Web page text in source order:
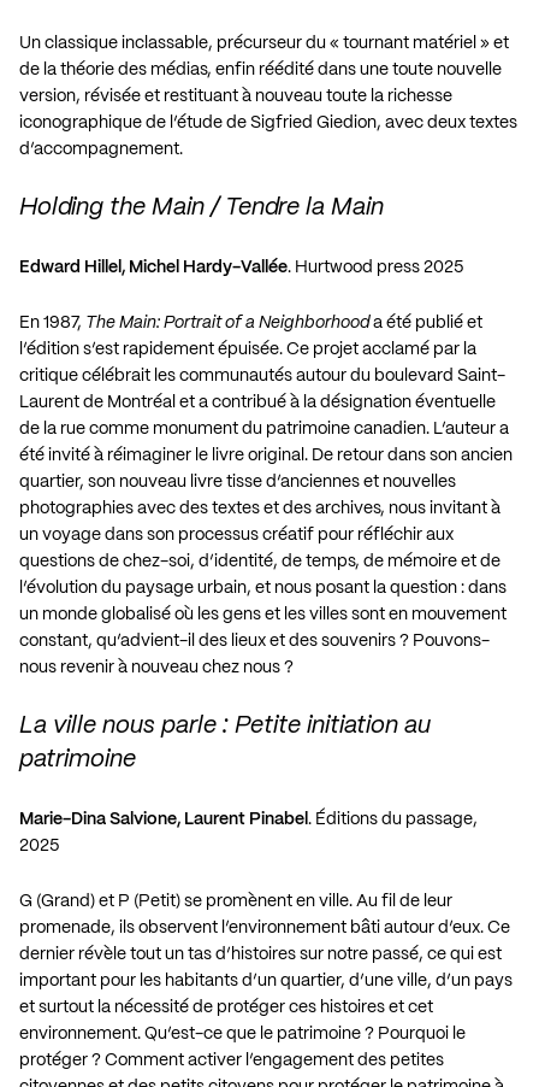
Un classique inclassable, précurseur du « tournant matériel » et
de la théorie des médias, enfin réédité dans une toute nouvelle
version, révisée et restituant à nouveau toute la richesse
iconographique de l’étude de Sigfried Giedion, avec deux textes
d’accompagnement.
Holding the Main / Tendre la Main
Edward Hillel, Michel Hardy-Vallée. Hurtwood press 2025
En 1987, The Main: Portrait of a Neighborhooda été publié et
l’édition s’est rapidement épuisée. Ce projet acclamé par la
critique célébrait les communautés autour du boulevard Saint-
Laurent de Montréal et a contribué à la désignation éventuelle
de la rue comme monument du patrimoine canadien. L’auteur a
été invité à réimaginer le livre original. De retour dans son ancien
quartier, son nouveau livre tisse d’anciennes et nouvelles
photographies avec des textes et des archives, nous invitant à
un voyage dans son processus créatif pour réfléchir aux
questions de chez-soi, d’identité, de temps, de mémoire et de
l’évolution du paysage urbain, et nous posant la question : dans
un monde globalisé où les gens et les villes sont en mouvement
constant, qu’advient-il des lieux et des souvenirs ? Pouvons-
nous revenir à nouveau chez nous ?
La ville nous parle : Petite initiation au
patrimoine
Marie-Dina Salvione, Laurent Pinabel . Éditions du passage,
2025
G (Grand) et P (Petit) se promènent en ville. Au fil de leur
promenade, ils observent l’environnement bâti autour d’eux. Ce
dernier révèle tout un tas d’histoires sur notre passé, ce qui est
important pour les habitants d’un quartier, d’une ville, d’un pays
et surtout la nécessité de protéger ces histoires et cet
environnement. Qu’est-ce que le patrimoine ? Pourquoi le
protéger ? Comment activer l’engagement des petites